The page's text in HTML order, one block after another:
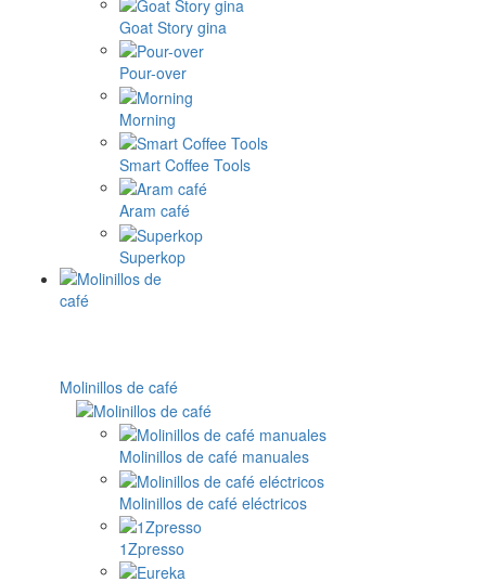
Goat Story gina
Pour-over
Morning
Smart Coffee Tools
Aram café
Superkop
Molinillos de café
Molinillos de café manuales
Molinillos de café eléctricos
1Zpresso